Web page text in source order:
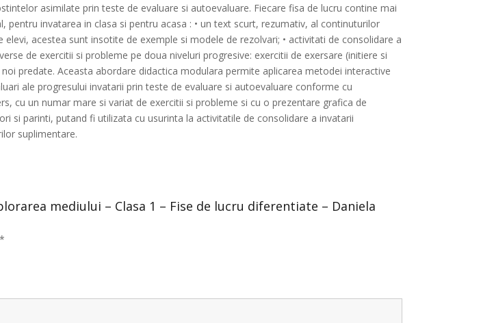
asimilate prin teste de evaluare si autoevaluare. Fiecare fisa de lucru contine mai
invatarea in clasa si pentru acasa : • un text scurt, rezumativ, al continuturilor
acestea sunt insotite de exemple si modele de rezolvari; • activitati de consolidare a
de exercitii si probleme pe doua niveluri progresive: exercitii de exersare (initiere si
predate. Aceasta abordare didactica modulara permite aplicarea metodei interactive
ale progresului invatarii prin teste de evaluare si autoevaluare conforme cu
cu un numar mare si variat de exercitii si probleme si cu o prezentare grafica de
si parinti, putand fi utilizata cu usurinta la activitatile de consolidare a invatarii
suplimentare.
mediului – Clasa 1 – Fise de lucru diferentiate – Daniela
*